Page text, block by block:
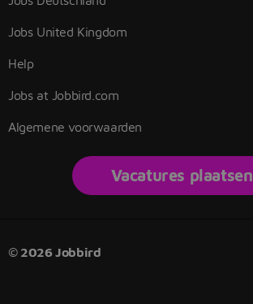
Jobs United Kingdom
Help
Jobs at Jobbird.com
Algemene voorwaarden
Vacatures plaatsen
© 2026 Jobbird